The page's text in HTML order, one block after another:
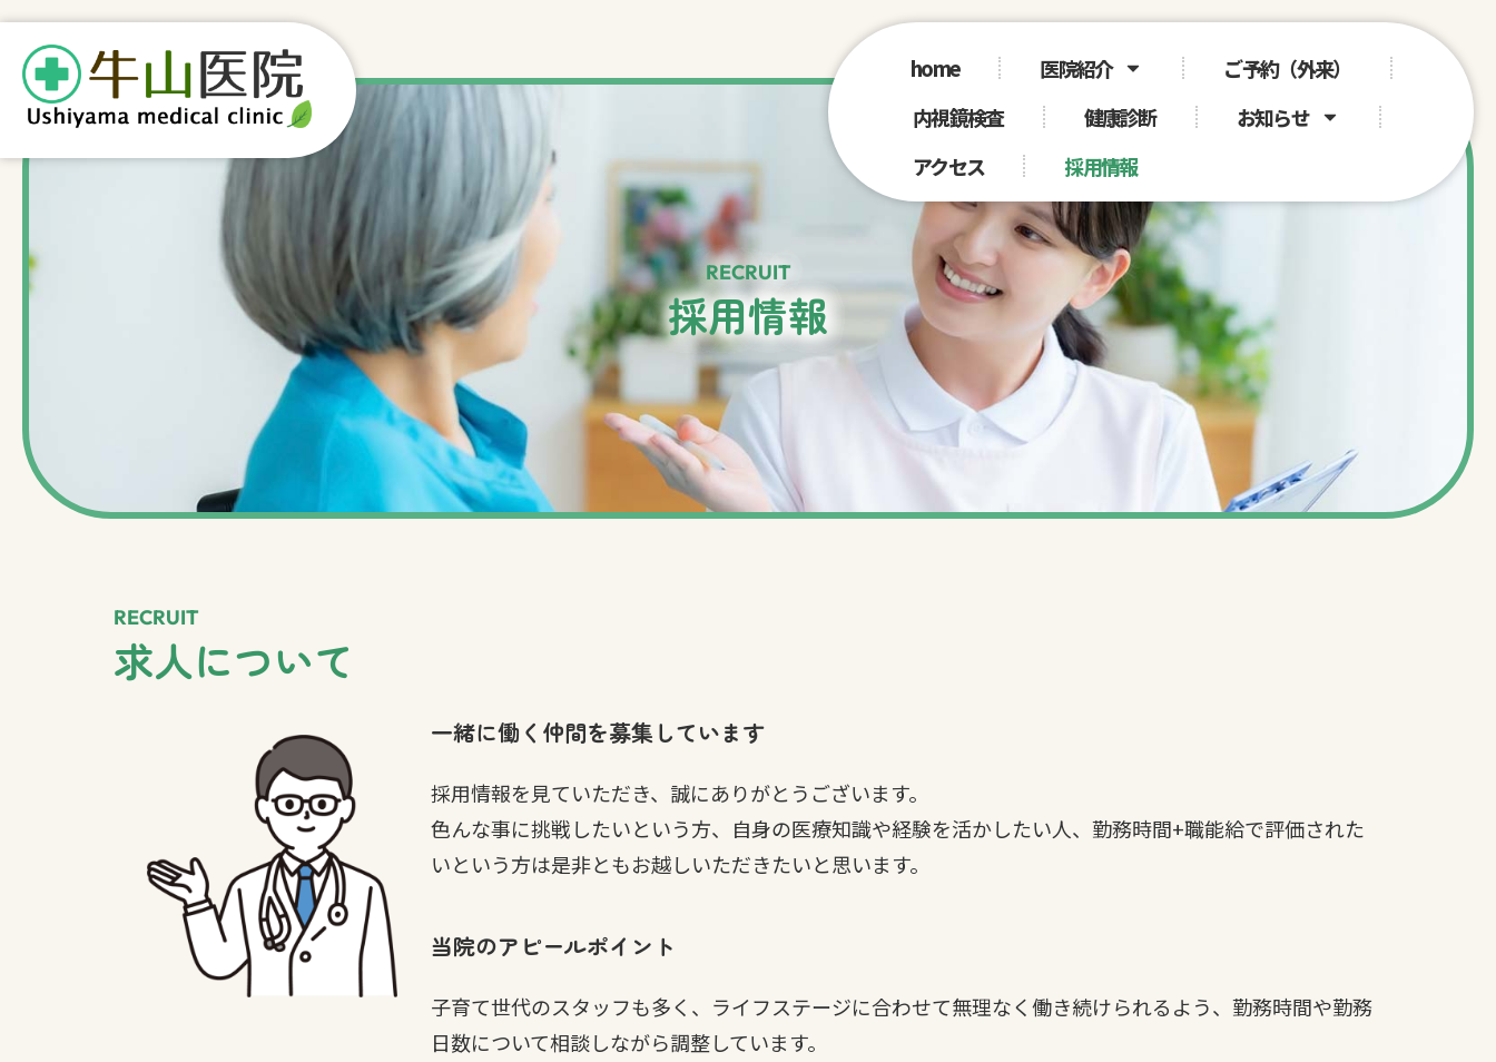
home 医院紹介
ご予約（外来）
内視鏡検査
健康診断
お知らせ
アクセス
採用情報
RECRUIT
採用情報
RECRUIT
求人について
一緒に働く仲間を募集しています
採用情報を見ていただき、誠にありがとうございます。
色んな事に挑戦したいという方、自身の医療知識や経験を活かしたい人、勤務時間+職能給で評価された
いという方は是非ともお越しいただきたいと思います。
当院のアピールポイント
子育て世代のスタッフも多く、ライフステージに合わせて無理なく働き続けられるよう、勤務時間や勤務
日数について相談しながら調整しています。